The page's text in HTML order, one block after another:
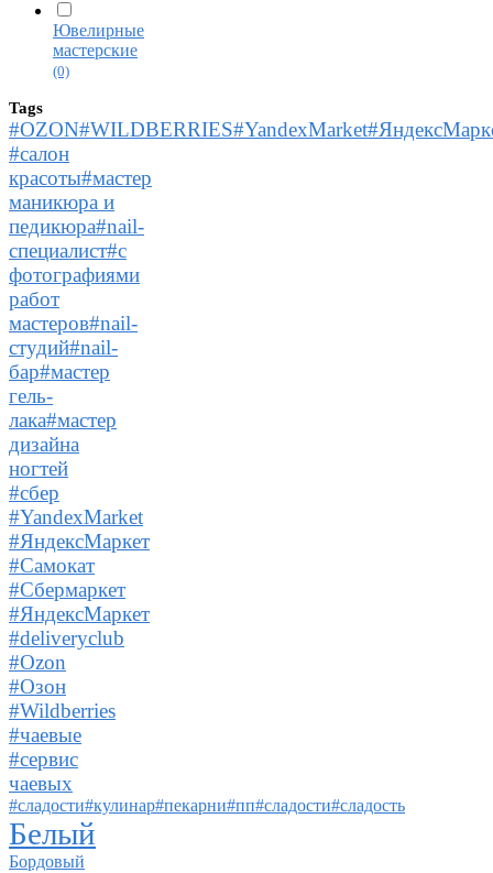
Ювелирные
мастерские
(0)
Tags
#салон
красоты#мастер
маникюра и
педикюра#nail-
специалист#с
фотографиями
работ
мастеров#nail-
студий#nail-
бар#мастер
гель-
лака#мастер
дизайна
ногтей
#сбер
#YandexMarket
#ЯндексМаркет
#Самокат
#Сбермаркет
#ЯндексМаркет
#deliveryclub
#Ozon
#Озон
#Wildberries
#чаевые
#сервис
чаевых
#сладости#кулинар#пекарни#пп#сладости#сладость
Белый
Бордовый